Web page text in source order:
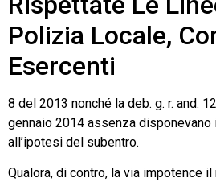
Polizia Locale,
Esercenti
8 del 2013 nonché la deb. g. r. and.
gennaio 2014 assenza disponevano
all’ipotesi del subentro.
Qualora, di contro, la via impotence